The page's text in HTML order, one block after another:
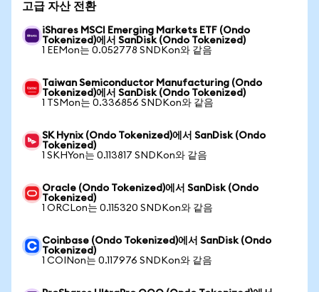
고급 자산 전환
iShares MSCI Emerging Markets ETF (Ondo
Tokenized)에서 SanDisk (Ondo Tokenized)
1 EEMon는 0.052778 SNDKon와 같음
Taiwan Semiconductor Manufacturing (Ondo
Tokenized)에서 SanDisk (Ondo Tokenized)
1 TSMon는 0.336856 SNDKon와 같음
SK Hynix (Ondo Tokenized)에서 SanDisk (Ondo
Tokenized)
1 SKHYon는 0.113817 SNDKon와 같음
Oracle (Ondo Tokenized)에서 SanDisk (Ondo
Tokenized)
1 ORCLon는 0.115320 SNDKon와 같음
Coinbase (Ondo Tokenized)에서 SanDisk (Ondo
Tokenized)
1 COINon는 0.117976 SNDKon와 같음